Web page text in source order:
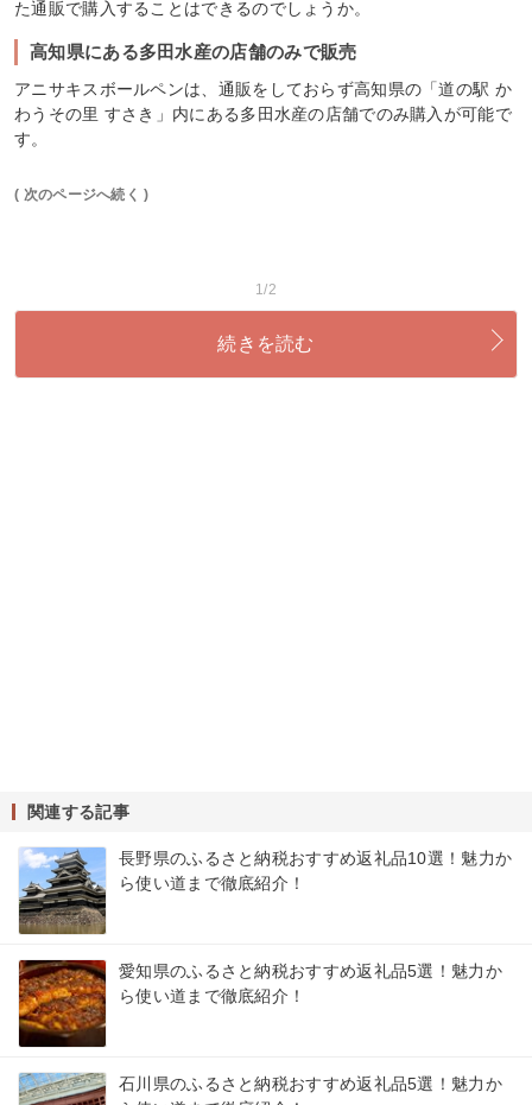
た通販で購入することはできるのでしょうか。
高知県にある多田水産の店舗のみで販売
アニサキスボールペンは、通販をしておらず高知県の「道の駅 か
わうその里 すさき」内にある多田水産の店舗でのみ購入が可能で
す。
( 次のページへ続く )
1/2
続きを読む
関連する記事
長野県のふるさと納税おすすめ返礼品10選！魅力か
ら使い道まで徹底紹介！
愛知県のふるさと納税おすすめ返礼品5選！魅力か
ら使い道まで徹底紹介！
石川県のふるさと納税おすすめ返礼品5選！魅力か